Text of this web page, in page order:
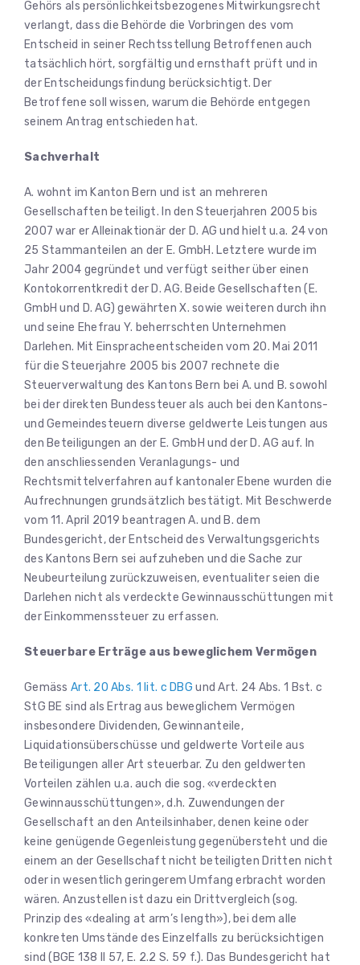
Gehörs als persönlichkeitsbezogenes Mitwirkungsrecht
verlangt, dass die Behörde die Vorbringen des vom
Entscheid in seiner Rechtsstellung Betroffenen auch
tatsächlich hört, sorgfältig und ernsthaft prüft und in
der Entscheidungsfindung berücksichtigt. Der
Betroffene soll wissen, warum die Behörde entgegen
seinem Antrag entschieden hat.
Sachverhalt
A. wohnt im Kanton Bern und ist an mehreren
Gesellschaften beteiligt. In den Steuerjahren 2005 bis
2007 war er Alleinaktionär der D. AG und hielt u.a. 24 von
25 Stammanteilen an der E. GmbH. Letztere wurde im
Jahr 2004 gegründet und verfügt seither über einen
Kontokorrentkredit der D. AG. Beide Gesellschaften (E.
GmbH und D. AG) gewährten X. sowie weiteren durch ihn
und seine Ehefrau Y. beherrschten Unternehmen
Darlehen. Mit Einspracheentscheiden vom 20. Mai 2011
für die Steuerjahre 2005 bis 2007 rechnete die
Steuerverwaltung des Kantons Bern bei A. und B. sowohl
bei der direkten Bundessteuer als auch bei den Kantons-
und Gemeindesteuern diverse geldwerte Leistungen aus
den Beteiligungen an der E. GmbH und der D. AG auf. In
den anschliessenden Veranlagungs- und
Rechtsmittelverfahren auf kantonaler Ebene wurden die
Aufrechnungen grundsätzlich bestätigt. Mit Beschwerde
vom 11. April 2019 beantragen A. und B. dem
Bundesgericht, der Entscheid des Verwaltungsgerichts
des Kantons Bern sei aufzuheben und die Sache zur
Neubeurteilung zurückzuweisen, eventualiter seien die
Darlehen nicht als verdeckte Gewinnausschüttungen mit
der Einkommenssteuer zu erfassen.
Steuerbare Erträge aus beweglichem Vermögen
Gemäss Art. 20 Abs. 1 lit. c DBG und Art. 24 Abs. 1 Bst. c
StG BE sind als Ertrag aus beweglichem Vermögen
insbesondere Dividenden, Gewinnanteile,
Liquidationsüberschüsse und geldwerte Vorteile aus
Beteiligungen aller Art steuerbar. Zu den geldwerten
Vorteilen zählen u.a. auch die sog. «verdeckten
Gewinnausschüttungen», d.h. Zuwendungen der
Gesellschaft an den Anteilsinhaber, denen keine oder
keine genügende Gegenleistung gegenübersteht und die
einem an der Gesellschaft nicht beteiligten Dritten nicht
oder in wesentlich geringerem Umfang erbracht worden
wären. Anzustellen ist dazu ein Drittvergleich (sog.
Prinzip des «dealing at arm’s length»), bei dem alle
konkreten Umstände des Einzelfalls zu berücksichtigen
sind (BGE 138 II 57, E. 2.2 S. 59 f.). Das Bundesgericht hat